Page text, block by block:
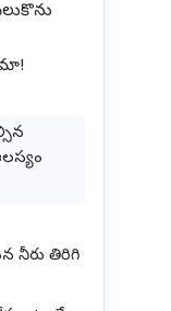
నీరు తిరిగి